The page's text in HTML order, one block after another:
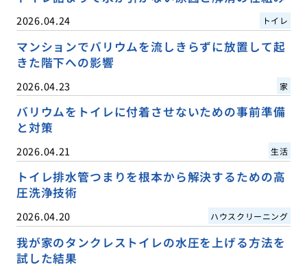
2026.04.24 トイレ
マンションでバリウムを流しきらずに放置して起
きた階下への影響
2026.04.23 家
バリウムをトイレに付着させないための事前準備
と対策
2026.04.21 生活
トイレ排水管つまりを根本から解決するための高
圧洗浄技術
2026.04.20 ハウスクリーニング
我が家のタンクレストイレの水圧を上げる方法を
試した結果